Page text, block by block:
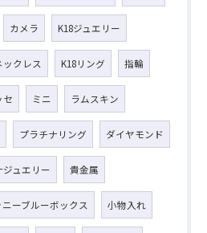
カメラ K18ジュエリー
ックレス K18リング 指輪
セ ミニ ラムスキン
プラチナリング ダイヤモンド
ジュエリー 貴金属
ニーブルーボックス 小物入れ